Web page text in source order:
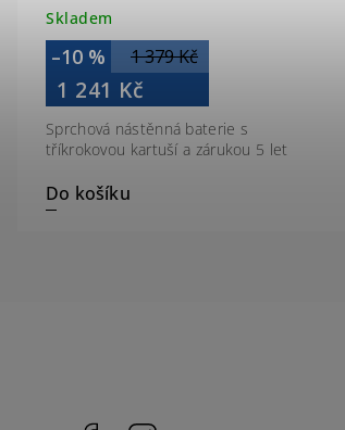
Skladem
1 379 Kč
–10 %
1 241 Kč
Do košíku
Sprchová nástěnná baterie s
tříkrokovou kartuší a zárukou 5 let